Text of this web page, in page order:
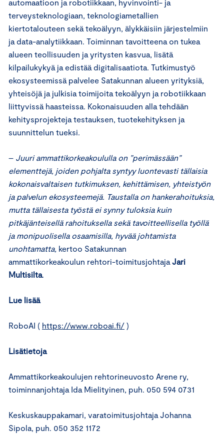
automaatioon ja robotiikkaan, hyvinvointi- ja
terveysteknologiaan, teknologiametallien
kiertotalouteen sekä tekoälyyn, älykkäisiin järjestelmiin
ja data-analytiikkaan. Toiminnan tavoitteena on tukea
alueen teollisuuden ja yritysten kasvua, lisätä
kilpailukykyä ja edistää digitalisaatiota. Tutkimustyö
ekosysteemissä palvelee Satakunnan alueen yrityksiä,
yhteisöjä ja julkisia toimijoita tekoälyyn ja robotiikkaan
liittyvissä haasteissa. Kokonaisuuden alla tehdään
kehitysprojekteja testauksen, tuotekehityksen ja
suunnittelun tueksi.
– Juuri ammattikorkeakoululla on ”perimässään”
elementtejä, joiden pohjalta syntyy luontevasti tällaisia
kokonaisvaltaisen tutkimuksen, kehittämisen, yhteistyön
ja palvelun ekosysteemejä. Taustalla on hankerahoituksia,
mutta tällaisesta työstä ei synny tuloksia kuin
pitkäjänteisellä rahoituksella sekä tavoitteellisella työllä
ja monipuolisella osaamisilla, hyvää johtamista
unohtamatta, kertoo Satakunnan
ammattikorkeakoulun rehtori-toimitusjohtaja Jari
Multisilta.
Lue lisää
RoboAI ( https://www.roboai.fi/ )
Lisätietoja
Ammattikorkeakoulujen rehtorineuvosto Arene ry,
toiminnanjohtaja Ida Mielityinen, puh. 050 594 0731
Keskuskauppakamari, varatoimitusjohtaja Johanna
Sipola, puh. 050 352 1172